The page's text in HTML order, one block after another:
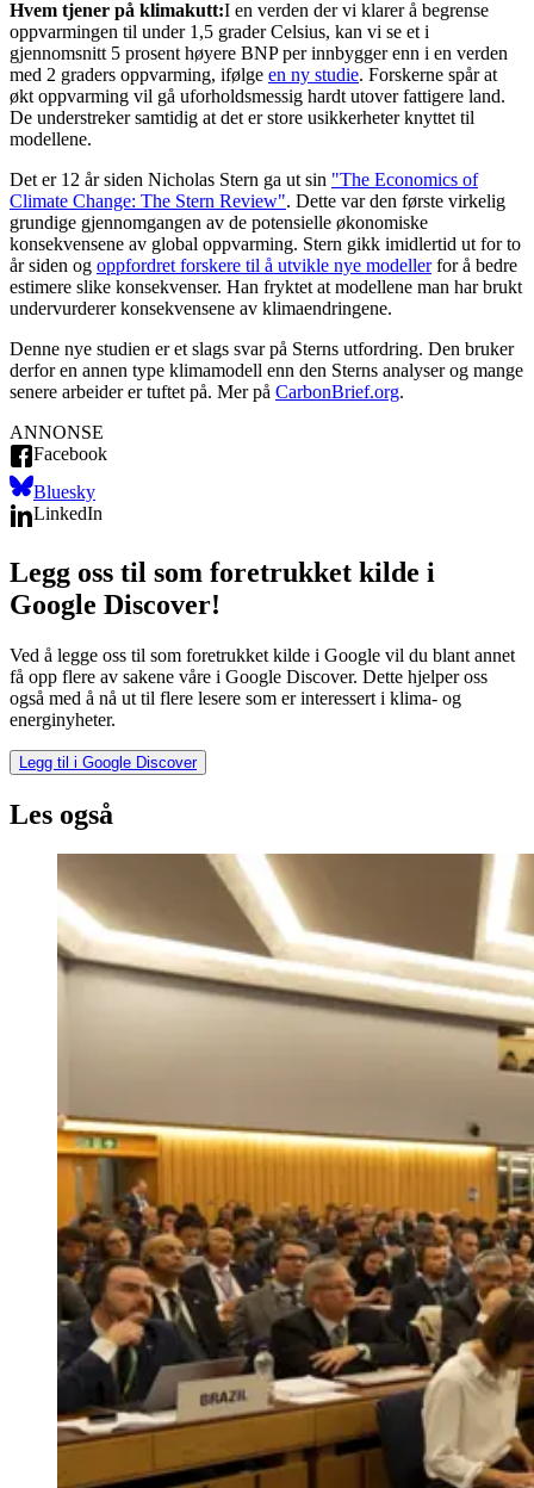
Hvem tjener på klimakutt:I en verden der vi klarer å begrense
oppvarmingen til under 1,5 grader Celsius, kan vi se et i
gjennomsnitt 5 prosent høyere BNP per innbygger enn i en verden
med 2 graders oppvarming, ifølge en ny studie. Forskerne spår at
økt oppvarming vil gå uforholdsmessig hardt utover fattigere land.
De understreker samtidig at det er store usikkerheter knyttet til
modellene.
Det er 12 år siden Nicholas Stern ga ut sin "The Economics of
Climate Change: The Stern Review". Dette var den første virkelig
grundige gjennomgangen av de potensielle økonomiske
konsekvensene av global oppvarming. Stern gikk imidlertid ut for to
år siden og oppfordret forskere til å utvikle nye modellerfor å bedre
estimere slike konsekvenser. Han fryktet at modellene man har brukt
undervurderer konsekvensene av klimaendringene.
Denne nye studien er et slags svar på Sterns utfordring. Den bruker
derfor en annen type klimamodell enn den Sterns analyser og mange
senere arbeider er tuftet på. Mer på CarbonBrief.org.
ANNONSE
Facebook
Bluesky
LinkedIn
Legg oss til som foretrukket kilde i
Google Discover!
Ved å legge oss til som foretrukket kilde i Google vil du blant annet
få opp flere av sakene våre i Google Discover. Dette hjelper oss
også med å nå ut til flere lesere som er interessert i klima- og
energinyheter.
Legg til i Google Discover
Les også